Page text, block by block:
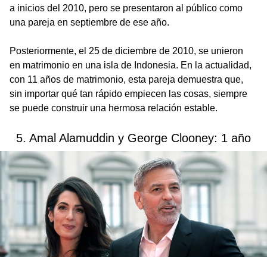
a inicios del 2010, pero se presentaron al público como
una pareja en septiembre de ese año.
Posteriormente, el 25 de diciembre de 2010, se unieron
en matrimonio en una isla de Indonesia. En la actualidad,
con 11 años de matrimonio, esta pareja demuestra que,
sin importar qué tan rápido empiecen las cosas, siempre
se puede construir una hermosa relación estable.
5. Amal Alamuddin y George Clooney: 1 año